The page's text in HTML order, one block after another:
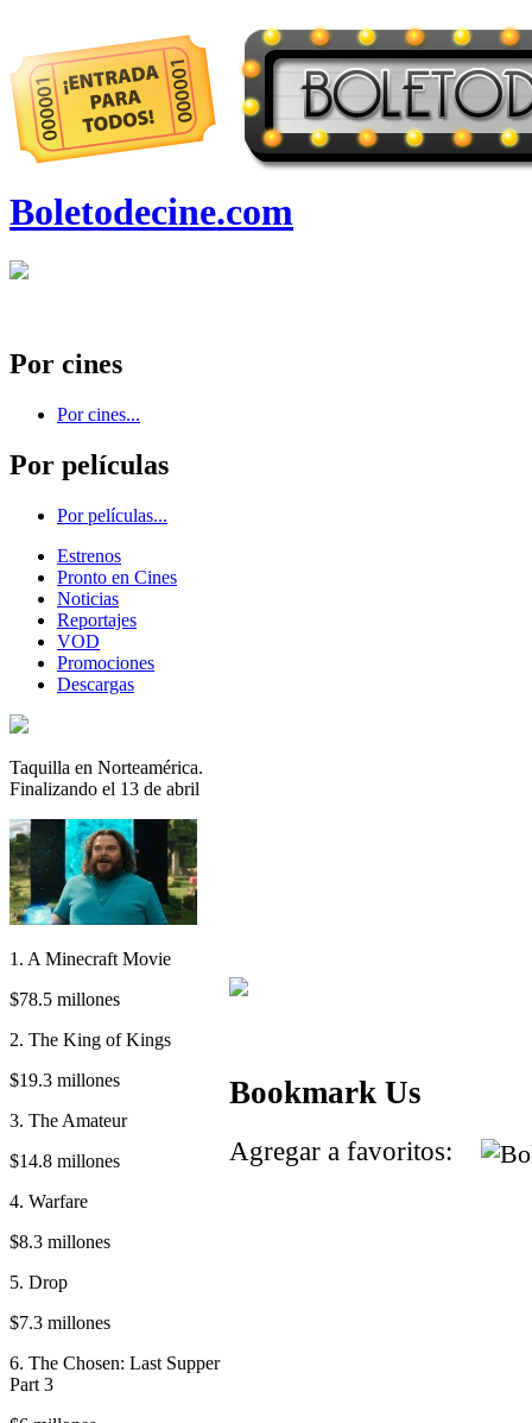
Boletodecine.com
Por cines
Por cines...
Por películas
Por películas...
Estrenos
Pronto en Cines
Noticias
Reportajes
VOD
Promociones
Descargas
Taquilla en Norteamérica.
Finalizando el 13 de abril
1. A Minecraft Movie
$78.5 millones
2. The King of Kings
$19.3 millones
3. The Amateur
$14.8 millones
4. Warfare
$8.3 millones
5. Drop
$7.3 millones
6. The Chosen: Last Supper
Part 3
Bookmark Us
Agregar a favoritos: